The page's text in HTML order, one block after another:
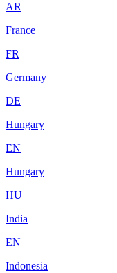
AR
France
FR
Germany
DE
Hungary
EN
Hungary
HU
India
EN
Indonesia